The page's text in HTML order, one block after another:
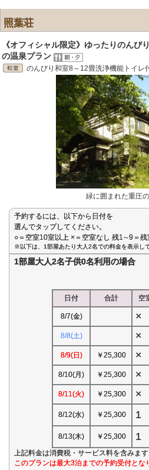
照葉荘
《オフィシャル限定》ゆったりのん
の温泉プラン
のんびり和室8～12畳洗浄機能トイレ
緑に囲まれた重圧
予約するには、以下から日付を
選んでタップしてください。
○＝空室10室以上 ×＝空室なし 残1∼9＝残
※以下は、1部屋あたり大人2名での料金を表示して
1部屋大人2名子供0名利用の場合
日付 合計 空
8/7(金) ×
8/8(土) ×
8/9(日) ￥25,300 ×
8/10(月) ￥25,300 ×
8/11(火) ￥25,300 ×
8/12(水) ￥25,300 1
8/13(木) ￥25,300 1
上記料金は消費税・サービス料を含みます
このプランは最大3泊までの予約受付とな